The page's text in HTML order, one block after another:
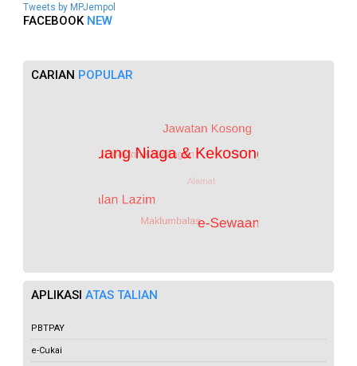
Tweets by MPJempol
FACEBOOKNEW
CARIAN POPULAR
APLIKASI ATAS TALIAN
PBTPAY
e-Cukai